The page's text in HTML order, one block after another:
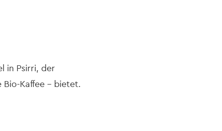
in Psirri, der
Kaffee – bietet.